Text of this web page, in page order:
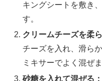
キングシートを敷き
す。
クリームチーズを柔
チーズを入れ、滑ら
ミキサーでよく混ぜま
砂糖を入れて混ぜる